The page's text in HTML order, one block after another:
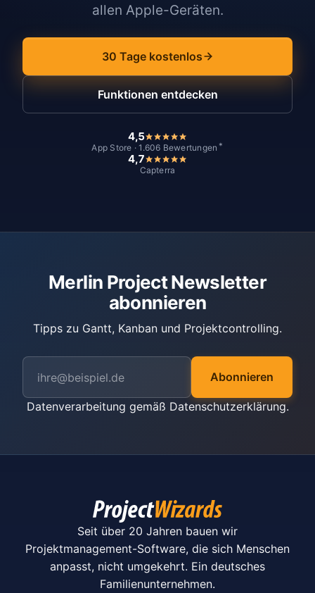
allen Apple-Geräten.
30 Tage kostenlos
Funktionen entdecken
4,5
App Store · 1.606 Bewertungen *
4,7
Capterra
Merlin Project Newsletter
abonnieren
Tipps zu Gantt, Kanban und Projektcontrolling.
Abonnieren
Datenverarbeitung gemäß Datenschutzerklärung.
Seit über 20 Jahren bauen wir
Projektmanagement-Software, die sich Menschen
anpasst, nicht umgekehrt. Ein deutsches
Familienunternehmen.